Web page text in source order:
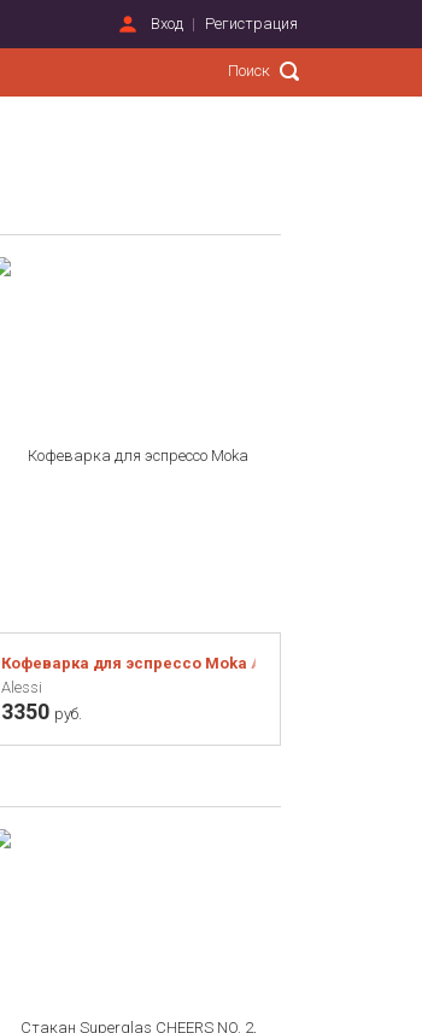
Вход Регистрация
Кофеварка для эспрессо Moka Alessi 70 мл.
Alessi
3350 руб.